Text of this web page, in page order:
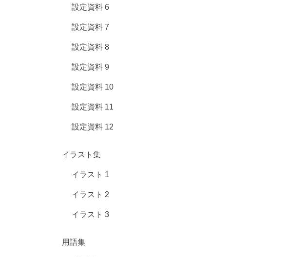
設定資料 6
設定資料 7
設定資料 8
設定資料 9
設定資料 10
設定資料 11
設定資料 12
イラスト集
イラスト 1
イラスト 2
イラスト 3
用語集